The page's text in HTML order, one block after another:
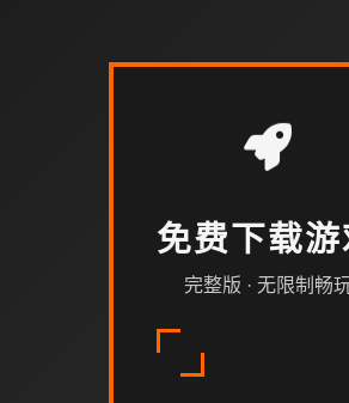
免费下载游
完整版 · 无限制畅